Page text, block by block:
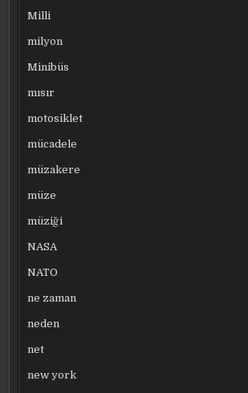
Milli
milyon
Minibüs
mısır
motosiklet
mücadele
müzakere
müze
müziği
NASA
NATO
ne zaman
neden
net
new york